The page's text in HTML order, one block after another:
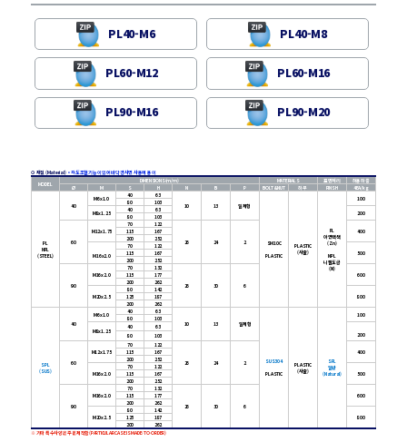
PL40-M6 PL40-M8
PL60-M12 PL60-M16
PL90-M16 PL90-M20
⊙ 재질 (Material) •각도조절기능이 있어 바닥경사면 사용에 용이
MODEL
DIMENSIONS(m/m) MATERIALS 표면처리
허용하중
Ø
M S H N B P BOLT&NUT 하부 FINSH 4EA/kg
PL
NPL
(STEEL)
40
M6x1.0
40
63
10
13 일체형
SM10C
PLASTIC
PLASTIC
(사출)
PL
아연백색
(Zn)
NPL
니켈도금
(Ni)
100
80
103
M8x1.25
40 63
200
80 103
60
M12x1.75
70 122
26 24 2
400
115
167
200
252
M16x2.0
70
122
500
115
167
200
252
90
M16x2.0
70 132
26 30 6
600
115
177
200
262
M20x2.5
80
142
800
125
187
200
262
SPL
(SUS)
40
M6x1.0
40
63
10
13 일체형
SUS304
PLASTIC
PLASTIC
(사출)
SPL
일반
(Natural)
100
80
103
M8x1.25
40
63
200
80 103
60
M12x1.75
70 122
26 24 2
400
115
167
200
252
M16x2.0
70
122
500
115
167
200
252
90
M16x2.0
70 132
26 30 6
600
115
177
200
262
M20x2.5
80
142
800
125
187
200
262
※ 기타 특수사양은 주문제작함(PARTICULAR CASE IS MADE-TO-ORDER)